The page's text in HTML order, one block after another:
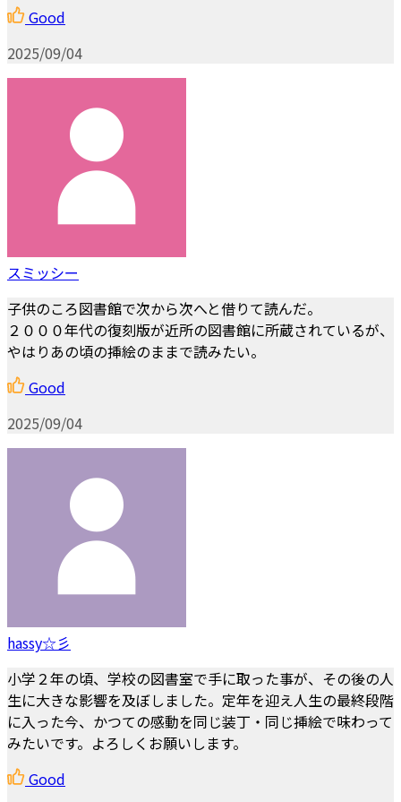
Good
2025/09/04
スミッシー
子供のころ図書館で次から次へと借りて読んだ。
２０００年代の復刻版が近所の図書館に所蔵されているが、
やはりあの頃の挿絵のままで読みたい。
Good
2025/09/04
hassy☆彡
小学２年の頃、学校の図書室で手に取った事が、その後の人
生に大きな影響を及ぼしました。定年を迎え人生の最終段階
に入った今、かつての感動を同じ装丁・同じ挿絵で味わって
みたいです。よろしくお願いします。
Good